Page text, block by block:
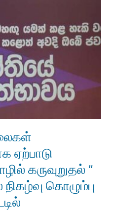
ஏற்பாடு
கருவுறுதல் ”
கொழும்பு